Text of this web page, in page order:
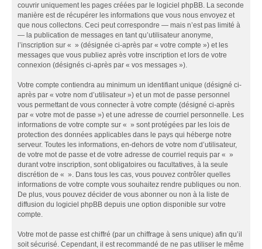
couvrir uniquement les pages créées par le logiciel phpBB. La seconde
manière est de récupérer les informations que vous nous envoyez et
que nous collectons. Ceci peut correspondre — mais n’est pas limité à
— la publication de messages en tant qu’utilisateur anonyme,
l’inscription sur « » (désignée ci-après par « votre compte ») et les
messages que vous publiez après votre inscription et lors de votre
connexion (désignés ci-après par « vos messages »).
Votre compte contiendra au minimum un identifiant unique (désigné ci-
après par « votre nom d’utilisateur ») et un mot de passe personnel
vous permettant de vous connecter à votre compte (désigné ci-après
par « votre mot de passe ») et une adresse de courriel personnelle. Les
informations de votre compte sur « » sont protégées par les lois de
protection des données applicables dans le pays qui héberge notre
serveur. Toutes les informations, en-dehors de votre nom d’utilisateur,
de votre mot de passe et de votre adresse de courriel requis par « »
durant votre inscription, sont obligatoires ou facultatives, à la seule
discrétion de « ». Dans tous les cas, vous pouvez contrôler quelles
informations de votre compte vous souhaitez rendre publiques ou non.
De plus, vous pouvez décider de vous abonner ou non à la liste de
diffusion du logiciel phpBB depuis une option disponible sur votre
compte.
Votre mot de passe est chiffré (par un chiffrage à sens unique) afin qu’il
soit sécurisé. Cependant, il est recommandé de ne pas utiliser le même